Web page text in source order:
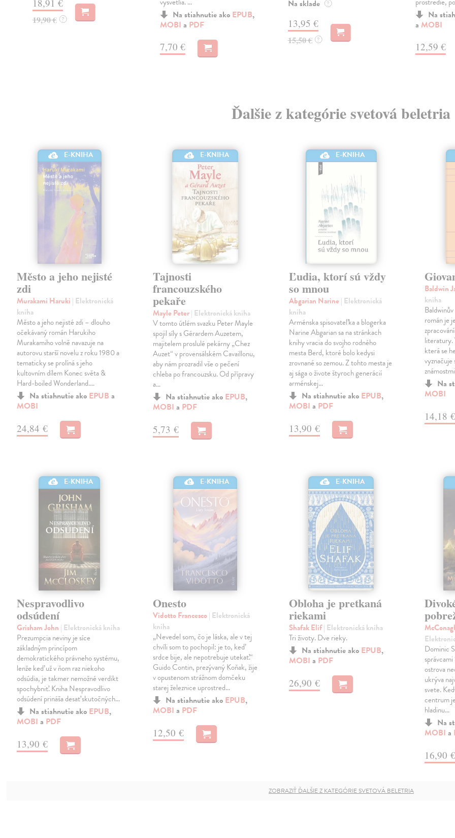
18,91 €
19,90 € ? Na stiahnutie ako EPUB,
MOBI a PDF
7,70 €
Na sklade ?
13,95 €
15,50 € ?
Na
a MOBI
12,59 €
Ďalšie z kategórie svetová beletria
E-KNIHA
Město a jeho nejisté
zdi
Murakami Haruki | Elektronická
kniha
Město a jeho nejisté zdi – dlouho
očekávaný román Harukiho
Murakamiho volně navazuje na
autorovu starší novelu z roku 1980 a
tematicky se prolíná s jeho
kultovním dílem Konec světa &
Hard-boiled Wonderland.…
Na stiahnutie ako EPUB a
MOBI
24,84 €
E-KNIHA
Tajnosti
francouzského
pekaře
Mayle Peter| Elektronická kniha
V tomto útlém svazku Peter Mayle
spojil síly s Gérardem Auzetem,
majitelem proslulé pekárny „Chez
Auzet“ v provensálském Cavaillonu,
aby nám prozradil vše o pečení
chleba po francouzsku. Od přípravy
a…
Na stiahnutie ako EPUB,
MOBI a PDF
5,73 €
E-KNIHA
Ľudia, ktorí sú vždy
so mnou
Abgarian Narine | Elektronická
kniha
Arménska spisovateľka a blogerka
Narine Abgarian sa na stránkach
knihy vracia do svojho rodného
mesta Berd, ktoré bolo kedysi
zrovnané so zemou. Z tohto mesta je
aj sága o živote štyroch generácií
arménskej…
Na stiahnutie ako EPUB,
MOBI a PDF
13,90 €
Baldwin
kniha
román je
literatury.
která se
vyznačuje
Na
MOBI
14,18 €
E-KNIHA
Nespravodlivo
odsúdení
Grisham John | Elektronická kniha
Prezumpcia neviny je síce
základným princípom
demokratického právneho systému,
lenže keď už v ňom raz niekoho
odsúdia, je takmer nemožné verdikt
spochybniť. Kniha Nespravodlivo
odsúdení prináša desať skutočných…
Na stiahnutie ako EPUB,
MOBI a PDF
13,90 €
E-KNIHA
Onesto
Vidotto Francesco| Elektronická
kniha
„Nevedel som, čo je láska, ale v tej
chvíli som to pochopil: je to, keď
srdce bije, ale nepotrebuje utekať.“
Guido Contin, prezývaný Koňak, žije
v opustenom strážnom domčeku
starej železnice uprostred…
Na stiahnutie ako EPUB,
MOBI a PDF
12,50 €
E-KNIHA
Obloha je pretkaná
riekami
Shafak Elif| Elektronická kniha
Tri životy. Dve rieky.
Na stiahnutie ako EPUB,
MOBI a PDF
26,90 €
Dominic
ostrova
ukrýva
svete.
centrum
hladinu…
Na
MOBI a
16,90 €
ZOBRAZIŤ ĎALŠIE Z KATEGÓRIE SVETOVÁ BELETRIA